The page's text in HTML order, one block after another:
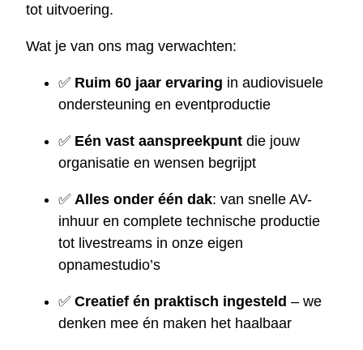
tot uitvoering.
Wat je van ons mag verwachten:
✅ Ruim 60 jaar ervaring in audiovisuele
ondersteuning en eventproductie
✅ Eén vast aanspreekpunt die jouw
organisatie en wensen begrijpt
✅ Alles onder één dak: van snelle AV-
inhuur en complete technische productie
tot livestreams in onze eigen
opnamestudio’s
✅ Creatief én praktisch ingesteld – we
denken mee én maken het haalbaar